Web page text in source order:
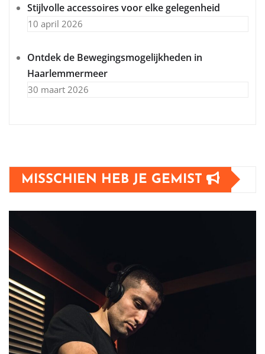
Stijlvolle accessoires voor elke gelegenheid
10 april 2026
Ontdek de Bewegingsmogelijkheden in
Haarlemmermeer
30 maart 2026
MISSCHIEN HEB JE GEMIST